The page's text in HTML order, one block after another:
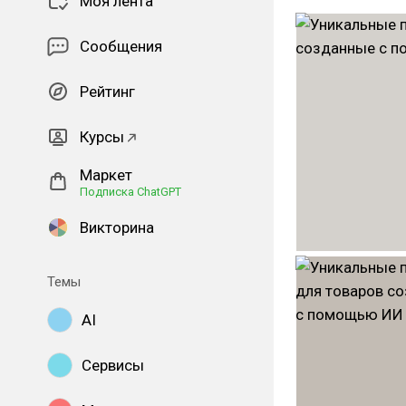
Сообщения
Рейтинг
Курсы
Маркет
Подписка ChatGPT
Викторина
Темы
AI
Сервисы